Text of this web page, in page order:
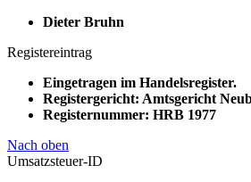
Dieter Bruhn
Registereintrag
Eingetragen im Handelsregister.
Registergericht: Amtsgericht
Registernummer: HRB 1977
Nach oben
Umsatzsteuer-ID